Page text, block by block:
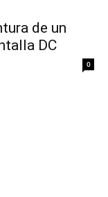
de un
DC
0